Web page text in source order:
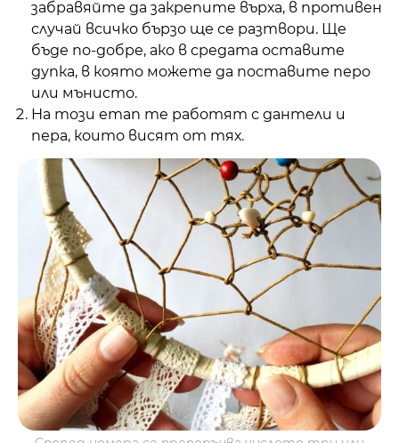
забравяйте да закрепите върха, в противен
случай всичко бързо ще се разтвори. Ще
бъде по-добре, ако в средата оставите
дупка, в която можете да поставите перо
или мънисто.
На този етап те работят с дантели и
пера, които висят от тях.